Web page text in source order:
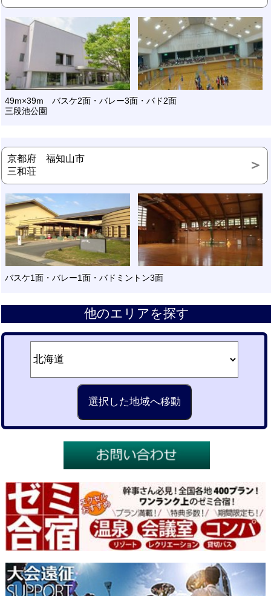
49m×39m バスケ2面・バレー3面・バド2面
三段池公園
京都府 福知山市
三和荘
バスケ1面・バレー1面・バドミントン3面
他のエリアを探す